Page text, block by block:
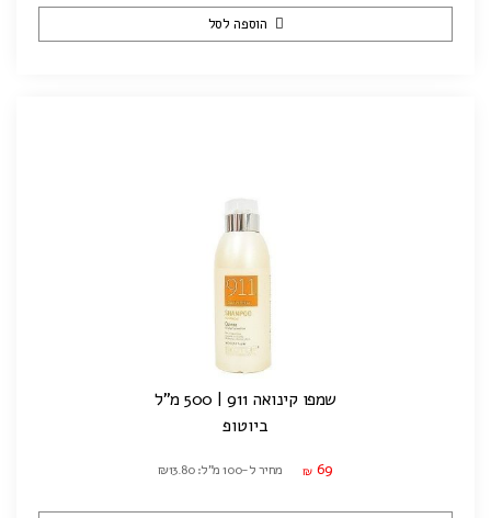
הוספה לסל
שמפו קינואה 911 | 500 מ"ל
ביוטופ
₪ 69 מחיר ל-100 מ"ל: ₪13.80